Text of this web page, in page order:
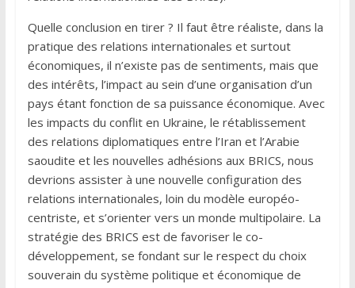
Quelle conclusion en tirer ? Il faut être réaliste, dans la
pratique des relations internationales et surtout
économiques, il n’existe pas de sentiments, mais que
des intérêts, l’impact au sein d’une organisation d’un
pays étant fonction de sa puissance économique. Avec
les impacts du conflit en Ukraine, le rétablissement
des relations diplomatiques entre l’Iran et l’Arabie
saoudite et les nouvelles adhésions aux BRICS, nous
devrions assister à une nouvelle configuration des
relations internationales, loin du modèle européo-
centriste, et s’orienter vers un monde multipolaire. La
stratégie des BRICS est de favoriser le co-
développement, se fondant sur le respect du choix
souverain du système politique et économique de